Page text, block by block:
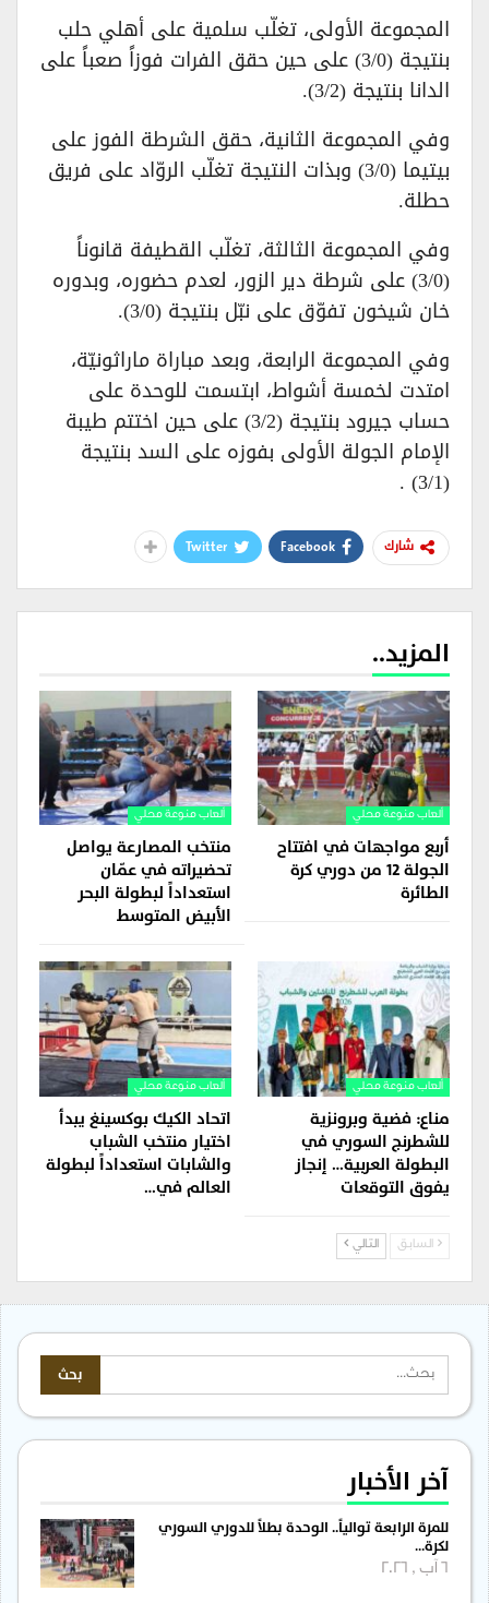
المجموعة الأولى، تغلّب سلمية على أهلي حلب
بنتيجة (3/0) على حين حقق الفرات فوزاً صعباً على
الدانا بنتيجة (3/2).
وفي المجموعة الثانية، حقق الشرطة الفوز على
بيتيما (3/0) وبذات النتيجة تغلّب الروّاد على فريق
حطلة.
وفي المجموعة الثالثة، تغلّب القطيفة قانوناً
(3/0) على شرطة دير الزور، لعدم حضوره، وبدوره
خان شيخون تفوّق على نبّل بنتيجة (3/0).
وفي المجموعة الرابعة، وبعد مباراة ماراثونيّة،
امتدت لخمسة أشواط، ابتسمت للوحدة على
حساب جيرود بنتيجة (3/2) على حين اختتم طيبة
الإمام الجولة الأولى بفوزه على السد بنتيجة
شارك Facebook
Twitter
المزيد..
ألعاب منوعة محلي
أربع مواجهات في افتتاح
الجولة 12 من دوري كرة
الطائرة
ألعاب منوعة محلي
منتخب المصارعة يواصل
تحضيراته في عمّان
استعداداً لبطولة البحر
الأبيض المتوسط
ألعاب منوعة محلي
مناع: فضية وبرونزية
للشطرنج السوري في
البطولة العربية… إنجاز
يفوق التوقعات
ألعاب منوعة محلي
اتحاد الكيك بوكسينغ يبدأ
اختيار منتخب الشباب
والشابات استعداداً لبطولة
العالم في…
السابق التالي
آخر الأخبار
للمرة الرابعة توالياً.. الوحدة بطلاً للدوري السوري
لكرة…